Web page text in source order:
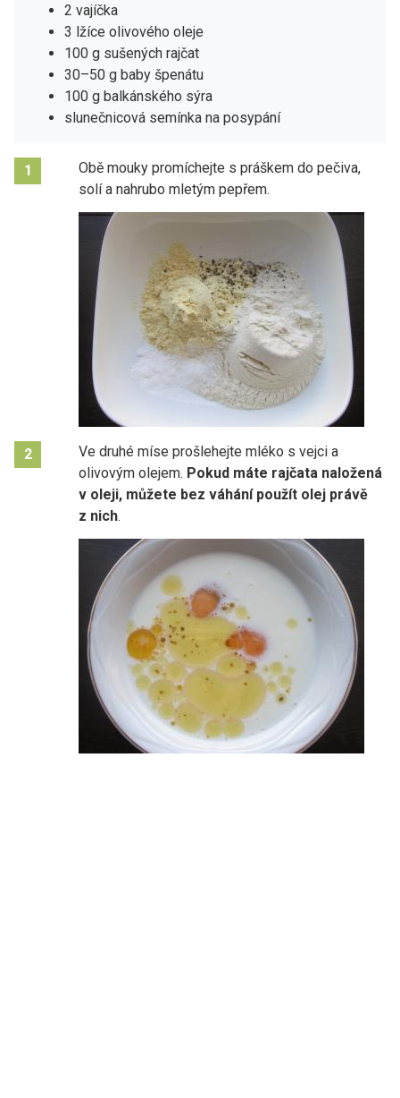
2 vajíčka
3 lžíce olivového oleje
100 g sušených rajčat
30–50 g baby špenátu
100 g balkánského sýra
slunečnicová semínka na posypání
1
Obě mouky promíchejte s práškem do pečiva,
solí a nahrubo mletým pepřem.
2
Ve druhé míse prošlehejte mléko s vejci a
olivovým olejem. Pokud máte rajčata naložená
v oleji, můžete bez váhání použít olej právě
z nich.